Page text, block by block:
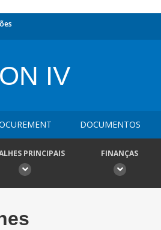
IV
DOCUMENTOS
PRINCIPAIS FINANÇAS